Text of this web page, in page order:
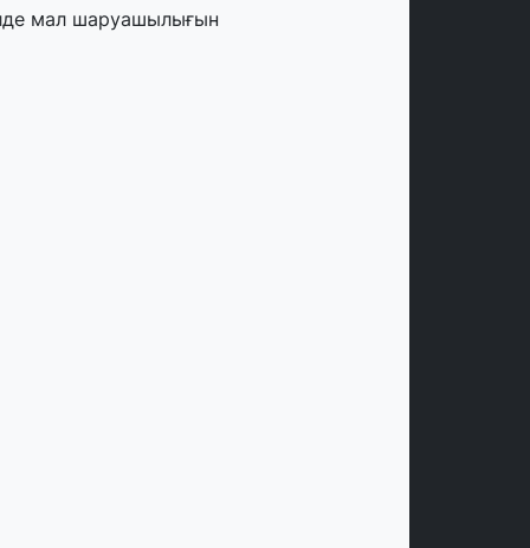
мал шаруашылығын